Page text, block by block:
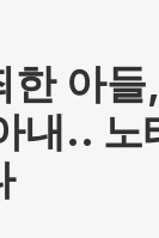
한 아
내.. 노